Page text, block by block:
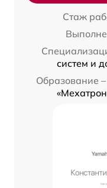
Стаж
систем и
Образование –